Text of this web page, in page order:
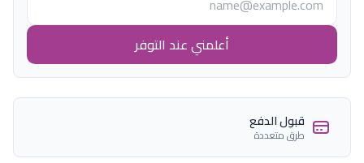
أعلمني عند التوفر
قبول الدفع
طرق متعددة